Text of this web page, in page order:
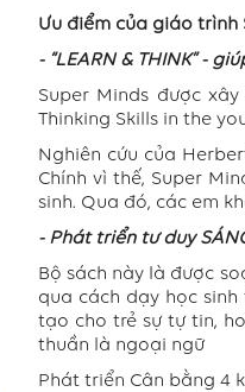
Ưu điểm của giáo trình
- “LEARN & THINK” -
Super Minds được
Thinking Skills in the
Nghiên cứu của
Chính vì thế, Super
sinh. Qua đó, các em
- Phát triển tư duy
Bộ sách này là được
qua cách dạy học
tạo cho trẻ sự tự tin,
thuần là ngoại ngữ
Phát triển Cân bằng 4